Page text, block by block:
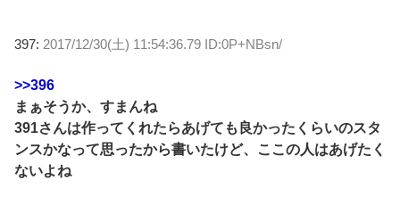
397: 2017/12/30(土) 11:54:36.79 ID:0P+NBsn/
>>396
まぁそうか、すまんね
391さんは作ってくれたらあげても良かったくらいのスタ
ンスかなって思ったから書いたけど、ここの人はあげたく
ないよね